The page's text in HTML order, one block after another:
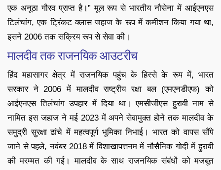
एक अनूठा गौरव प्राप्त है।” मूल रूप से भारतीय नौसेना में आईएनएस
टिलंचांग, ​​एक ट्रिंकट क्लास जहाज के रूप में कमीशन किया गया था,
इसने 2006 तक सक्रिय रूप से सेवा की।
मालदीव तक राजनयिक आउटरीच
हिंद महासागर क्षेत्र में राजनयिक पहुंच के हिस्से के रूप में, भारत
सरकार ने 2006 में मालदीव राष्ट्रीय रक्षा बल (एमएनडीएफ) को
आईएनएस तिलंचांग उपहार में दिया था। एमसीजीएस हुरावी नाम से
नामित इस जहाज ने मई 2023 में अपने सेवामुक्त होने तक मालदीव के
समुद्री सुरक्षा ढांचे में महत्वपूर्ण भूमिका निभाई। भारत को वापस सौंपे
जाने से पहले, नवंबर 2018 में विशाखापत्तनम में नौसैनिक गोदी में हुरावी
की मरम्मत की गई। मालदीव के साथ राजनयिक संबंधों को मजबूत